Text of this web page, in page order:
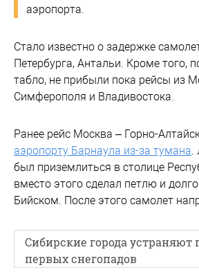
аэропорта.
Стало известно о задержке
Петербурга, Антальи. Кроме того,
табло, не прибыли пока рейсы из
Симферополя и Владивостока.
Ранее рейс Москва – Горно-
аэропорту Барнаула из-за тумана.
был приземлиться в столице
вместо этого сделал петлю и
Бийском. После этого самолет
Сибирские города устраняют
первых снегопадов